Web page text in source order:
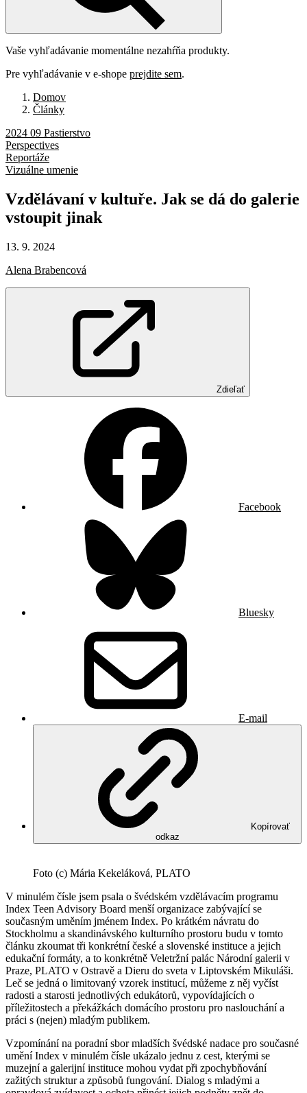
Vaše vyhľadávanie momentálne nezahŕňa produkty.
Pre vyhľadávanie v e-shope prejdite sem.
Domov
Články
2024 09 Pastierstvo
Perspectives
Reportáže
Vizuálne umenie
Vzdělávaní v kultuře. Jak se dá do galerie
vstoupit jinak
13. 9. 2024
Alena Brabencová
Zdieľať
Facebook
Bluesky
E-mail
Kopírovať
odkaz
Foto (c) Mária Kekeláková, PLATO
V minulém čísle jsem psala o švédském vzdělávacím programu
Index Teen Advisory Board menší organizace zabývající se
současným uměním jménem Index. Po krátkém návratu do
Stockholmu a skandinávského kulturního prostoru budu v tomto
článku zkoumat tři konkrétní české a slovenské instituce a jejich
edukační formáty, a to konkrétně Veletržní palác Národní galerii v
Praze, PLATO v Ostravě a Dieru do sveta v Liptovském Mikuláši.
Leč se jedná o limitovaný vzorek institucí, můžeme z něj vyčíst
radosti a starosti jednotlivých edukátorů, vypovídajících o
příležitostech a překážkách domácího prostoru pro naslouchání a
práci s (nejen) mladým publikem.
Vzpomínání na poradní sbor mladších švédské nadace pro současné
umění Index v minulém čísle ukázalo jednu z cest, kterými se
muzejní a galerijní instituce mohou vydat při zpochybňování
zažitých struktur a způsobů fungování. Dialog s mladými a